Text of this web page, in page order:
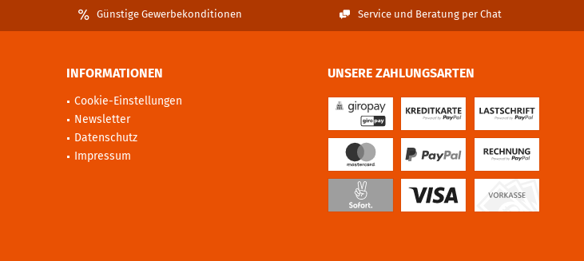
Günstige Gewerbekonditionen Service und Beratung per Chat
INFORMATIONEN
Cookie-Einstellungen
Newsletter
Datenschutz
Impressum
UNSERE ZAHLUNGSARTEN